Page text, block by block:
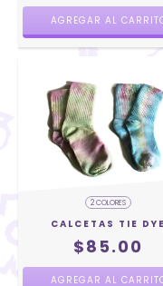
2 COLORES
CALCETAS TIE DYE
$85.00
AGREGAR AL